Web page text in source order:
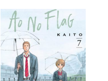
$8990.$7490.